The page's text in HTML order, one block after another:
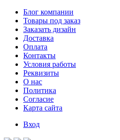
Блог компании
Товары под заказ
Заказать дизайн
Доставка
Оплата
Контакты
Условия работы
Реквизиты
О нас
Политика
Согласие
Карта сайта
Вход